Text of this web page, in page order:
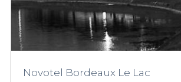
Novotel Bordeaux Le Lac